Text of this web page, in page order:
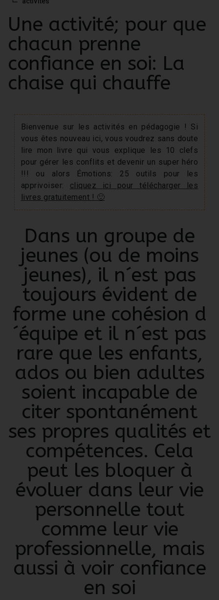
Une activité; pour que
chacun prenne
confiance en soi: La
chaise qui chauffe
Bienvenue sur les activités en pédagogie ! Si
vous êtes nouveau ici, vous voudrez sans doute
lire mon livre qui vous explique les 10 clefs
pour gérer les conflits et devenir un super héro
!!! ou alors Émotions: 25 outils pour les
apprivoiser: cliquez ici pour télécharger les
livres gratuitement ! 🙂
Dans un groupe de
jeunes (ou de moins
jeunes), il n´est pas
toujours évident de
forme une cohésion d
´équipe et il n´est pas
rare que les enfants,
ados ou bien adultes
soient incapable de
citer spontanément
ses propres qualités et
compétences. Cela
peut les bloquer à
évoluer dans leur vie
personnelle tout
comme leur vie
professionnelle, mais
aussi à voir confiance
en soi